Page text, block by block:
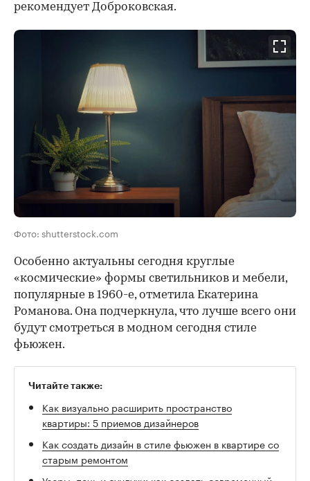
рекомендует Доброковская.
Фото: shutterstock.com
Особенно актуальны сегодня круглые
«космические» формы светильников и мебели,
популярные в 1960-е, отметила Екатерина
Романова. Она подчеркнула, что лучше всего они
будут смотреться в модном сегодня стиле
фьюжен.
Читайте также:
Как визуально расширить пространство
квартиры: 5 приемов дизайнеров
Как создать дизайн в стиле фьюжен в квартире со
старым ремонтом